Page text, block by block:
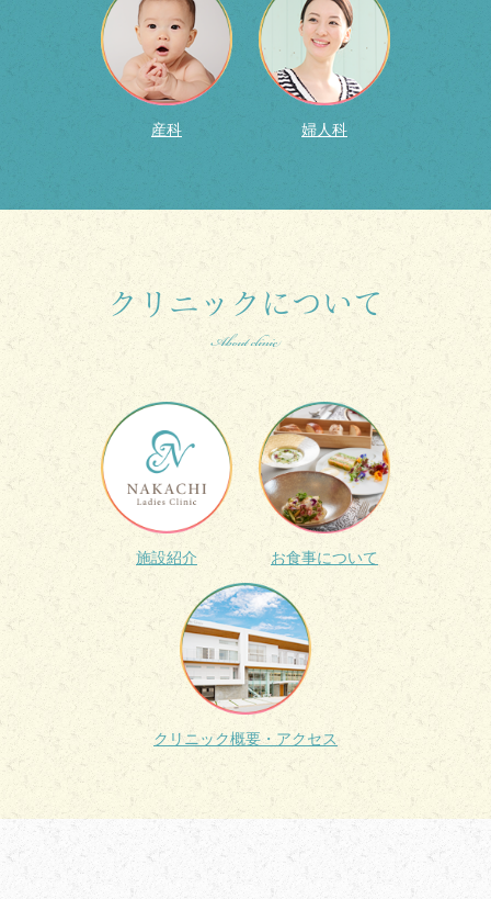
産科 婦人科
クリニックについて
About clinic
施設紹介 お食事について
クリニック概要・アクセス